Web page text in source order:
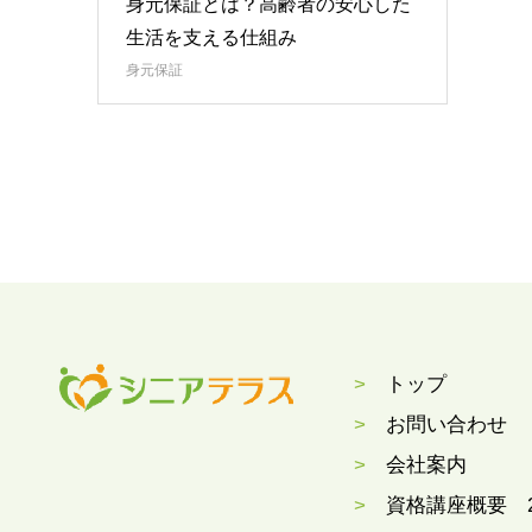
身元保証とは？高齢者の安心した
生活を支える仕組み
身元保証
トップ
お問い合わせ
会社案内
資格講座概要